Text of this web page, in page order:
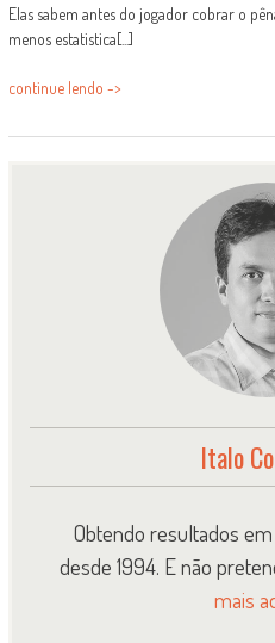
Elas sabem antes do jogador cobrar o
menos estatistica[...]
continue lendo ->
Italo
Obtendo resultados
desde 1994. E não
mais